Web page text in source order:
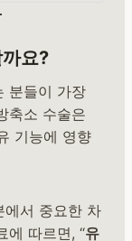
요?
분들이 가장
축소 수술은
기능에 영향
에서 중요한 차
에 따르면, “유